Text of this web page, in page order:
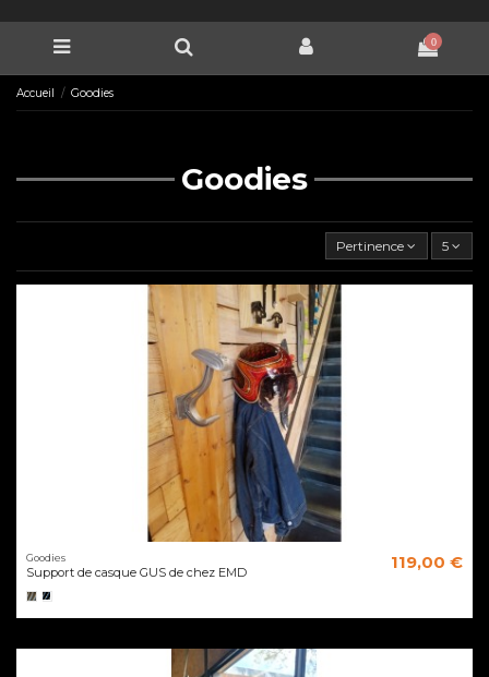
0
Accueil Goodies
Goodies
Pertinence 5
Goodies
Support de casque GUS de chez EMD
119,00 €